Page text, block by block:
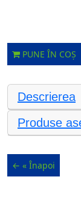
PUNE ÎN COȘ
Descrierea
Produse